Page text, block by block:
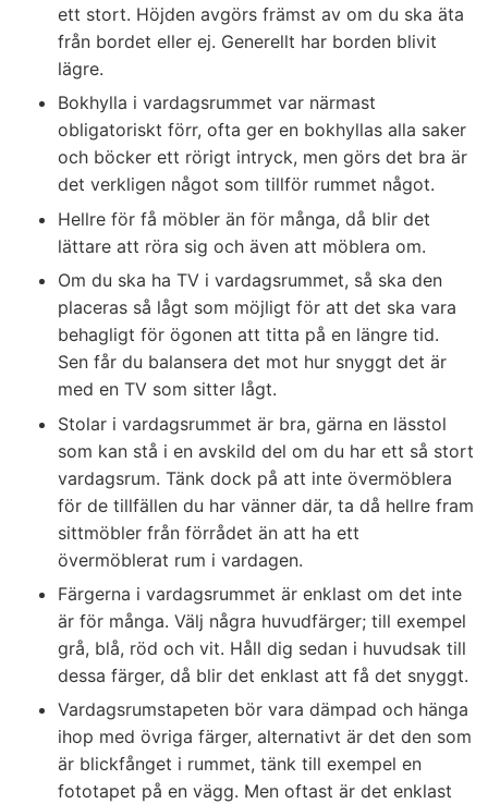
ett stort. Höjden avgörs främst av om du ska äta
från bordet eller ej. Generellt har borden blivit
lägre.
Bokhylla i vardagsrummet var närmast
obligatoriskt förr, ofta ger en bokhyllas alla saker
och böcker ett rörigt intryck, men görs det bra är
det verkligen något som tillför rummet något.
Hellre för få möbler än för många, då blir det
lättare att röra sig och även att möblera om.
Om du ska ha TV i vardagsrummet, så ska den
placeras så lågt som möjligt för att det ska vara
behagligt för ögonen att titta på en längre tid.
Sen får du balansera det mot hur snyggt det är
med en TV som sitter lågt.
Stolar i vardagsrummet är bra, gärna en lässtol
som kan stå i en avskild del om du har ett så stort
vardagsrum. Tänk dock på att inte övermöblera
för de tillfällen du har vänner där, ta då hellre fram
sittmöbler från förrådet än att ha ett
övermöblerat rum i vardagen.
Färgerna i vardagsrummet är enklast om det inte
är för många. Välj några huvudfärger; till exempel
grå, blå, röd och vit. Håll dig sedan i huvudsak till
dessa färger, då blir det enklast att få det snyggt.
Vardagsrumstapeten bör vara dämpad och hänga
ihop med övriga färger, alternativt är det den som
är blickfånget i rummet, tänk till exempel en
fototapet på en vägg. Men oftast är det enklast